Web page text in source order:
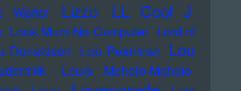
Walter Lizzo LL Cool J
Look Mum No Computer Lord of
Donaldson Lou Pearlman Lou
Louis Moholo-Moholo